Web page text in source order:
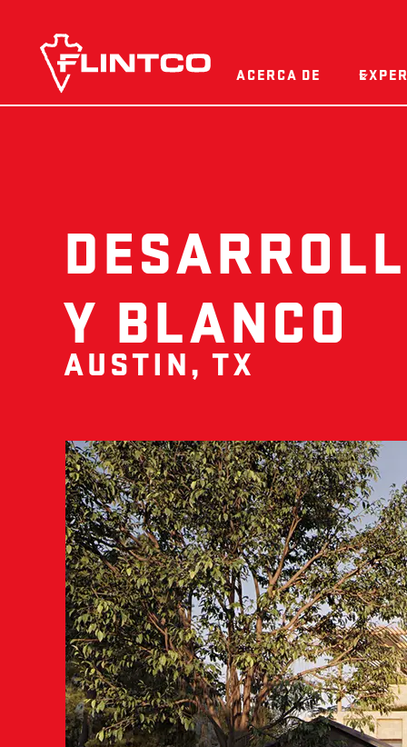
ACERCA DE
Y BLANCO
AUSTIN, TX